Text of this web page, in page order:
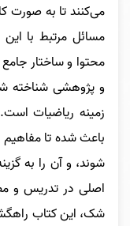
می‌کنند تا به صورت
مسائل مرتبط با
محتوا و ساختار
و پژوهشی شناخته
زمینه ریاضیات
باعث شده تا مفاهیم
شوند، و آن را به
اصلی در تدریس و
شک، این کتاب